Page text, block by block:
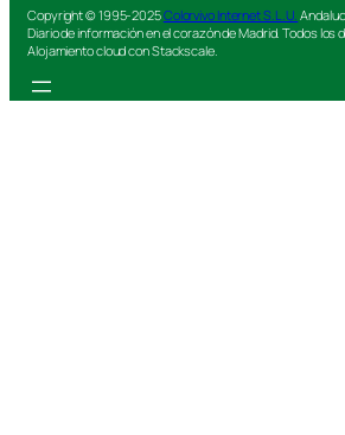
Copyright © 1995-2025Colorvivo Internet S.L.U.
Diario de información en el corazón de Madrid. Todos los
Alojamiento cloud con Stackscale.